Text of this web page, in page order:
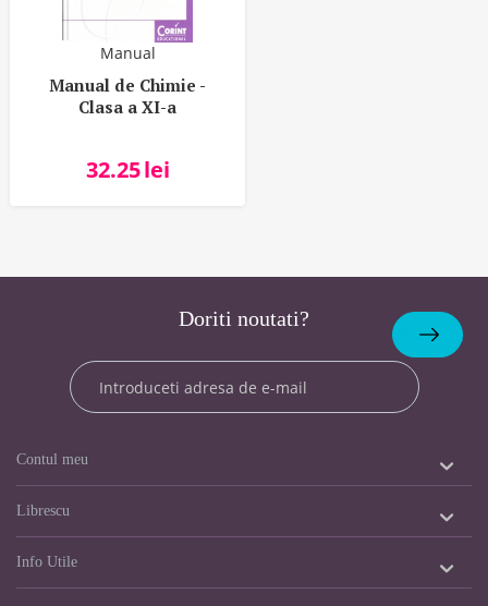
Manual
Manual de Chimie -
Clasa a XI-a
32.25lei
Doriti noutati?
Abonare
Contul meu
Librescu
Info Utile